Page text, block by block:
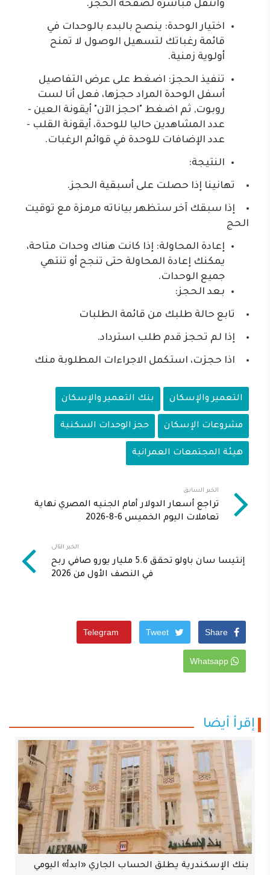
وانتقل مباشرة لصفحة الحجز.
اختيار الوحدة: ينصح بالبدء بالوحدات في
قائمة رغباتك لتسهيل الوصول لا تمنح
أولوية زمنية.
تنفيذ الحجز: اضغط على عرض التفاصيل
أسفل الوحدة المراد حجزها، فعل أنا لست
روبوت, ثم اضغط "احجز الآن" أيقونة العين -
عدد المشاهدين حاليا للوحدة، أيقونة القلب -
عدد الإضافات للوحدة في قوائم الرغبات.
النتيجة:
تهانينا إذا حصلت على أسبقية الحجز.
إذا سبقك آخر ستظهر بياناته مرمزة مع توقيت
الحج
إعادة المحاولة: إذا كانت هناك وحدات متاحة،
يمكنك إعادة المحاولة حتى تنجح أو تنتهي
جميع الوحدات.
بعد الحجز:
تابع حالة طلبك من قائمة الطلبات
إذا لم تحجز قدم طلب استرداد.
اذا حجزت، استكمل الاجراءات المطلوبة منك
التعمير والإسكان بنك التعمير والإسكان
مشروعات الإسكان حجز الوحدات السكنية
هيئة المجتمعات العمرانية
الخبر السابق
تراجع أسعار الدولار أمام الجنيه المصري نهاية
تعاملات اليوم الخميس 6-8-2026
الخبر التالى
إنتيسا سان باولو تحقق 5.6 مليار يورو صافي ربح
في النصف الأول من 2026
إقرأ أيضا
بنك الإسكندرية يطلق الحساب الجاري «ابدأ» اليومي